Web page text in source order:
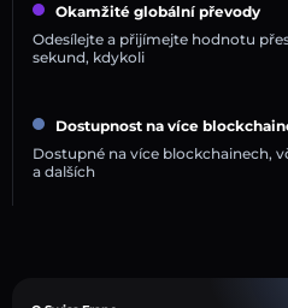
Okamžité globální převody
Odesílejte a přijímejte hodnotu
sekund, kdykoli
Dostupnost na více
Dostupné na více blockchainech,
a dalších